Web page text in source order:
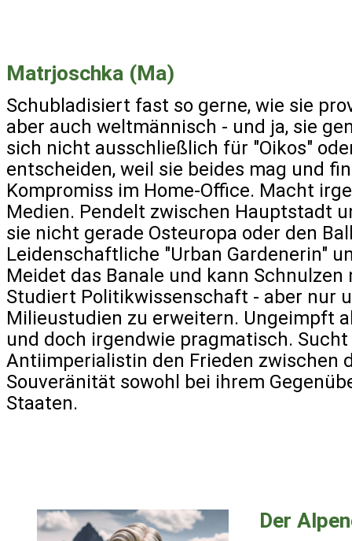
Matrjoschka (Ma)
Schubladisiert fast so gerne, wie sie
aber auch weltmännisch - und ja, sie
sich nicht ausschließlich für "Oikos"
entscheiden, weil sie beides mag und
Kompromiss im Home-Office. Macht
Medien. Pendelt zwischen Hauptstadt
sie nicht gerade Osteuropa oder den
Leidenschaftliche "Urban Gardenerin"
Meidet das Banale und kann
Studiert Politikwissenschaft - aber nur
Milieustudien zu erweitern. Ungeimpft
und doch irgendwie pragmatisch.
Antiimperialistin den Frieden zwischen
Souveränität sowohl bei ihrem
Staaten.
Der